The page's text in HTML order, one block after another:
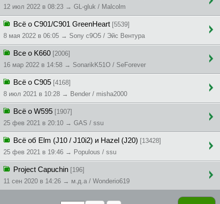
12 июл 2022 в 08:23 → GL-gluk / Malcolm
Всё о C901/C901 GreenHeart [5539]
8 мая 2022 в 06:05 → Sony c9O5 / Эйс Вентура
Все о K660 [2006]
16 мар 2022 в 14:58 → SonarikK51O / SeForever
Всё о C905 [4168]
8 июл 2021 в 10:28 → Bender / misha2000
Всё о W595 [1907]
25 фев 2021 в 20:10 → GAS / ssu
Всё об Elm (J10 / J10i2) и Hazel (J20) [13428]
25 фев 2021 в 19:46 → Populous / ssu
Project Capuchin [196]
11 сен 2020 в 14:26 → м.д.a / Wonderio619